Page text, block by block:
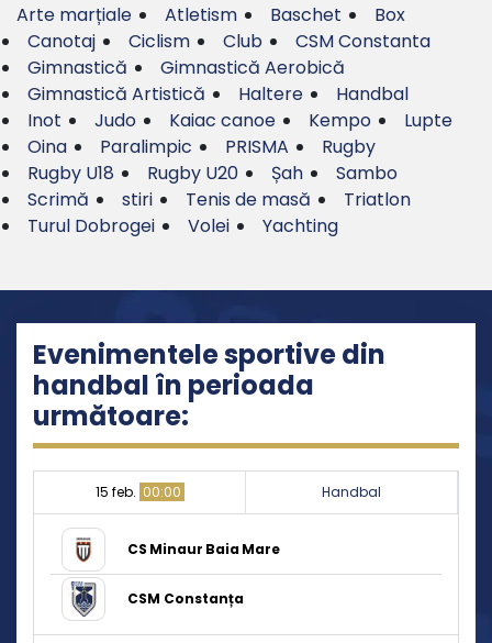
Arte marțiale
Atletism Baschet
Box
Canotaj
Ciclism Club
CSM Constanta
Gimnastică
Gimnastică Aerobică
Gimnastică Artistică
Haltere
Handbal
Inot
Judo Kaiac canoe Kempo
Lupte
Oina
Paralimpic PRISMA
Rugby
Rugby U18
Rugby U20 Șah
Sambo
Scrimă
stiri Tenis de masă
Triatlon
Turul Dobrogei
Volei Yachting
Evenimentele sportive din
handbal în perioada
următoare:
15 feb. 00:00 Handbal
CS Minaur Baia Mare
CSM Constanța